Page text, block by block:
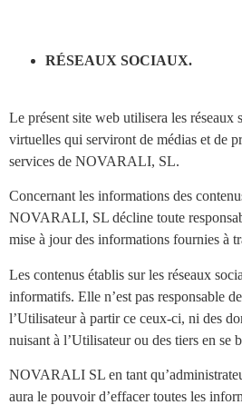
RÉSEAUX SOCIAUX.
Le présent site web utilisera les réseaux
virtuelles qui serviront de médias et de
services de NOVARALI, SL.
Concernant les informations des
NOVARALI, SL décline toute
mise à jour des informations fournies à
Les contenus établis sur les réseaux
informatifs. Elle n’est pas responsable
l’Utilisateur à partir ce ceux-ci, ni des
nuisant à l’Utilisateur ou des tiers en se
NOVARALI SL en tant
aura le pouvoir d’effacer toutes les